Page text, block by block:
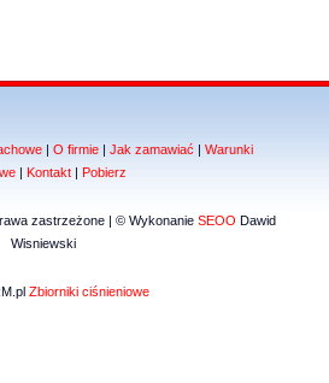
| O firmie| Jak zamawiać | Warunki
| Kontakt| Pobierz
zastrzeżone | © Wykonanie SEOO Dawid
Wisniewski
Zbiorniki ciśnieniowe